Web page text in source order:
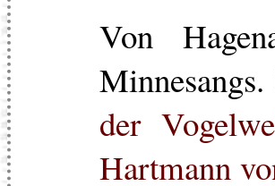
Von
der
Hartmann